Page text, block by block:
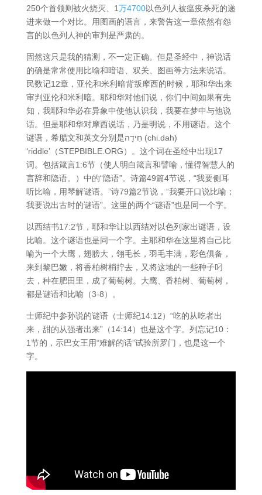
250个首领则被火烧灭、1万4700以色列人被瘟疫杀死的递
进来做一个对比。用图画的语言，来警告这一章依然有怨
言的以色列人神的审判是严肃的。
固然这只是我的猜测，不一定正确。但是圣经中，神说话
的确是常常使用比喻和暗语、双关、图画等方法来说话。
民数记12章，亚伦和米利暗背叛摩西的时候，耶和华出来
审判亚伦和米利暗。耶和华对他们说，你们中间如果有先
知，我耶和华必在异象中使他认识我，我要在梦中与他说
话。但是耶和华对摩西说话，乃是明说，不用谜语。这个
谜语，希腊文和英文分别是חִידָה (chi.dah)
‘riddle’（STEPBIBLE.ORG）。这个词在圣经中出现17
词。包括箴言1:6节（使人明白箴言和譬喻，懂得智慧人的
言辞和隐语。）中的“隐语”。诗篇49篇4节说，“我要侧耳
听比喻，用琴解谜语。”诗79篇2节说，“我要开口说比喻；
我要说出古时的谜语”。这里的两个“谜语”也是同一个字。
以西结书17:2节，耶和华让以西结对以色列家出谜语，设
比喻。这个谜语也是同一个字。主耶和华在这里将自己比
喻为一个大鹰，翅膀大，翎毛长，羽毛丰满，彩色俱备，
来到黎巴嫩，将香柏树梢拧去，又将这地的一些种子叼
去，种在肥田里，成了葡萄树。大鹰、香柏树、葡萄树，
都是谜语和比喻（3-8）。
士师纪中参孙说的谜语（士师纪14:12）“吃的从吃者出
来，甜的从强者出来”（14:14）也是这个字。列忘记10：
1节的，示巴女王用“难解的话”试验所罗门，也是这一个
字。